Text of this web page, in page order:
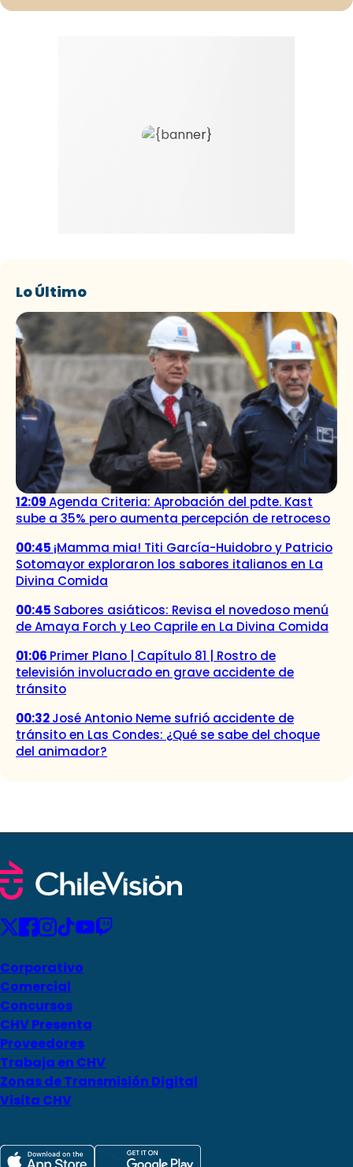
Lo Último
12:09Agenda Criteria: Aprobación del pdte. Kast
sube a 35% pero aumenta percepción de retroceso
00:45 ¡Mamma mia! Titi García-Huidobro y Patricio
Sotomayor exploraron los sabores italianos en La
Divina Comida
00:45 Sabores asiáticos: Revisa el novedoso menú
de Amaya Forch y Leo Caprile en La Divina Comida
01:06 Primer Plano | Capítulo 81 | Rostro de
televisión involucrado en grave accidente de
tránsito
00:32José Antonio Neme sufrió accidente de
tránsito en Las Condes: ¿Qué se sabe del choque
del animador?
Corporativo
Comercial
Concursos
CHV Presenta
Proveedores
Trabaja en CHV
Zonas de Transmisión Digital
Visita CHV